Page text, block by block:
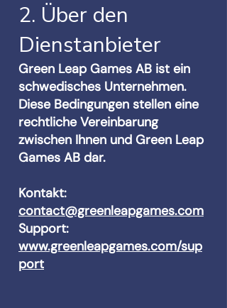
2. Über den
Dienstanbieter
Green Leap Games AB ist ein
schwedisches Unternehmen.
Diese Bedingungen stellen eine
rechtliche Vereinbarung
zwischen Ihnen und Green Leap
Games AB dar.
Kontakt:
contact@greenleapgames.com
Support:
www.greenleapgames.com/sup
port